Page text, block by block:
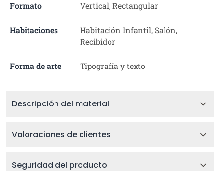
Formato Vertical, Rectangular
Habitaciones
Habitación Infantil, Salón,
Recibidor
Forma de arte Tipografía y texto
Descripción del material
Valoraciones de clientes
Seguridad del producto